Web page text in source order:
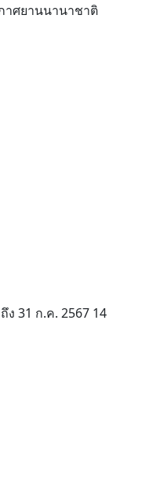
าศยานนานาชาติ
ง 31 ก.ค. 2567 14